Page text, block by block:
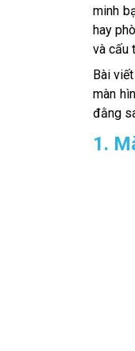
minh
hay
và cấu
Bài
màn
đằng
1.